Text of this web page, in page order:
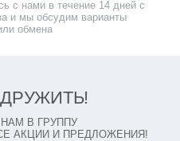
с нами в течение 14 дней с
и мы обсудим варианты
обмена
В ГРУППУ
АКЦИИ И ПРЕДЛОЖЕНИЯ!